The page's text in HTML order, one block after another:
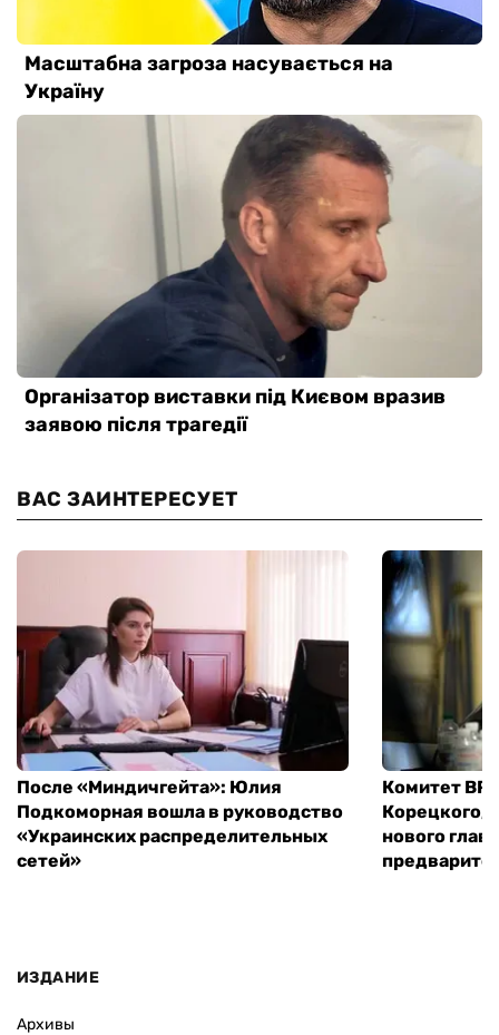
ВАС ЗАИНТЕРЕСУЕТ
После «Миндичгейта»: Юлия
Подкоморная вошла в руководство
«Украинских распределительных
сетей»
Комитет ВР
Корецкого,
нового
ИЗДАНИЕ
Архивы